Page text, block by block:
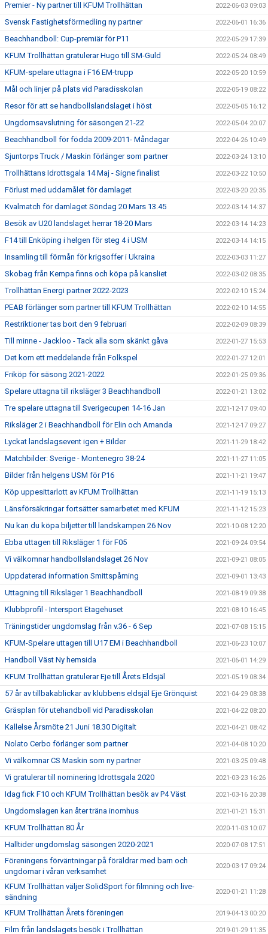
Premier - Ny partner till KFUM Trollhättan 2022-06-03 09:03
Svensk Fastighetsförmedling ny partner 2022-06-01 16:36
Beachhandboll: Cup-premiär för P11 2022-05-29 17:39
KFUM Trollhättan gratulerar Hugo till SM-Guld 2022-05-24 08:49
KFUM-spelare uttagna i F16 EM-trupp 2022-05-20 10:59
Mål och linjer på plats vid Paradisskolan 2022-05-19 08:22
Resor för att se handbollslandslaget i höst 2022-05-05 16:12
Ungdomsavslutning för säsongen 21-22 2022-05-04 20:07
Beachhandboll för födda 2009-2011- Måndagar 2022-04-26 10:49
Sjuntorps Truck / Maskin förlänger som partner 2022-03-24 13:10
Trollhättans Idrottsgala 14 Maj - Signe finalist 2022-03-22 10:50
Förlust med uddamålet för damlaget 2022-03-20 20:35
Kvalmatch för damlaget Söndag 20 Mars 13.45 2022-03-14 14:37
Besök av U20 landslaget herrar 18-20 Mars 2022-03-14 14:23
F14 till Enköping i helgen för steg 4 i USM 2022-03-14 14:15
Insamling till förmån för krigsoffer i Ukraina 2022-03-03 11:27
Skobag från Kempa finns och köpa på kansliet 2022-03-02 08:35
Trollhättan Energi partner 2022-2023 2022-02-10 15:24
PEAB förlänger som partner till KFUM Trollhättan 2022-02-10 14:55
Restriktioner tas bort den 9 februari 2022-02-09 08:39
Till minne - Jackloo - Tack alla som skänkt gåva 2022-01-27 15:53
Det kom ett meddelande från Folkspel 2022-01-27 12:01
Friköp för säsong 2021-2022 2022-01-25 09:36
Spelare uttagna till riksläger 3 Beachhandboll 2022-01-21 13:02
Tre spelare uttagna till Sverigecupen 14-16 Jan 2021-12-17 09:40
Riksläger 2 i Beachhandboll för Elin och Amanda 2021-12-17 09:27
Lyckat landslagsevent igen + Bilder 2021-11-29 18:42
Matchbilder: Sverige - Montenegro 38-24 2021-11-27 11:05
Bilder från helgens USM för P16 2021-11-21 19:47
Köp uppesittarlott av KFUM Trollhättan 2021-11-19 15:13
Länsförsäkringar fortsätter samarbetet med KFUM 2021-11-12 15:23
Nu kan du köpa biljetter till landskampen 26 Nov 2021-10-08 12:20
Ebba uttagen till Riksläger 1 för F05 2021-09-24 09:54
Vi välkomnar handbollslandslaget 26 Nov 2021-09-21 08:05
Uppdaterad information Smittspårning 2021-09-01 13:43
Uttagning till Riksläger 1 Beachhandboll 2021-08-19 09:38
Klubbprofil - Intersport Etagehuset 2021-08-10 16:45
Träningstider ungdomslag från v.36 - 6 Sep 2021-07-08 15:15
KFUM-Spelare uttagen till U17 EM i Beachhandboll 2021-06-23 10:07
Handboll Väst Ny hemsida 2021-06-01 14:29
KFUM Trollhättan gratulerar Eje till Årets Eldsjäl 2021-05-19 08:34
57 år av tillbakablickar av klubbens eldsjäl Eje Grönquist 2021-04-29 08:38
Gräsplan för utehandboll vid Paradisskolan 2021-04-22 08:20
Kallelse Årsmöte 21 Juni 18.30 Digitalt 2021-04-21 08:42
Nolato Cerbo förlänger som partner 2021-04-08 10:20
Vi välkomnar CS Maskin som ny partner 2021-03-25 09:48
Vi gratulerar till nominering Idrottsgala 2020 2021-03-23 16:26
Idag fick F10 och KFUM Trollhättan besök av P4 Väst 2021-03-16 20:38
Ungdomslagen kan åter träna inomhus 2021-01-21 15:31
KFUM Trollhättan 80 År 2020-11-03 10:07
Halltider ungdomslag säsongen 2020-2021 2020-07-08 17:51
Föreningens förväntningar på föräldrar med barn och
ungdomar i våran verksamhet
2020-03-17 09:24
KFUM Trollhättan väljer SolidSport för filmning och live-
sändning
2020-01-21 11:28
KFUM Trollhättan Årets föreningen 2019-04-13 00:20
Film från landslagets besök i Trollhättan 2019-01-29 11:35